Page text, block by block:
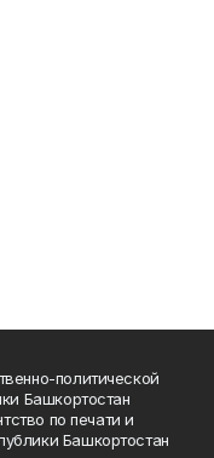
политической
Башкортостан
по печати и
Башкортостан